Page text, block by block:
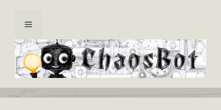
tartalomba
Menü